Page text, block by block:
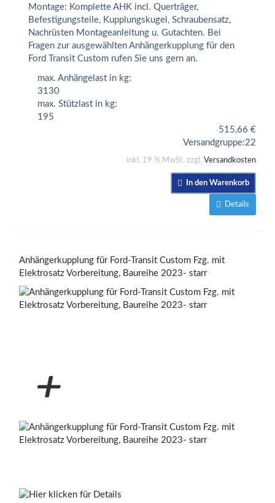
Montage: Komplette AHK incl. Querträger,
Befestigungsteile, Kupplungskugel, Schraubensatz,
Nachrüsten Montageanleitung u. Gutachten. Bei
Fragen zur ausgewählten Anhängerkupplung für den
Ford Transit Custom rufen Sie uns gern an.
max. Anhängelast in kg:
3130
max. Stützlast in kg:
195
515,66 €
Versandgruppe:22
inkl. 19 % MwSt. zzgl. Versandkosten
In den Warenkorb
Details
Anhängerkupplung für Ford-Transit Custom Fzg. mit
Elektrosatz Vorbereitung, Baureihe 2023- starr